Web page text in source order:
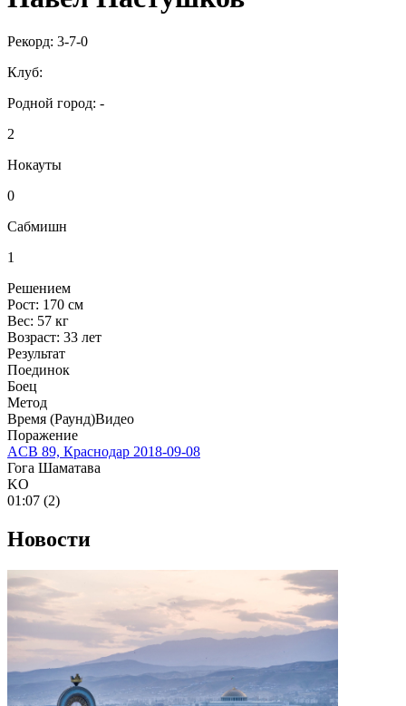
Рекорд: 3-7-0
Клуб:
Родной город: -
2
Нокауты
0
Сабмишн
1
Решением
Рост: 170 см
Вес: 57 кг
Возраст: 33 лет
Результат
Поединок
Боец
Метод
Время (Раунд)Видео
Поражение
ACB 89, Краснодар 2018-09-08
Гога Шаматава
KO
01:07 (2)
Новости